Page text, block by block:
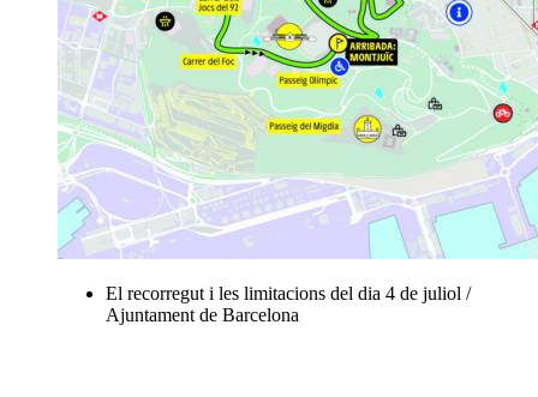
El recorregut i les limitacions del dia 4 de juliol /
Ajuntament de Barcelona